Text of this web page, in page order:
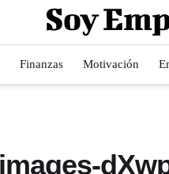
Finanzas Motivación